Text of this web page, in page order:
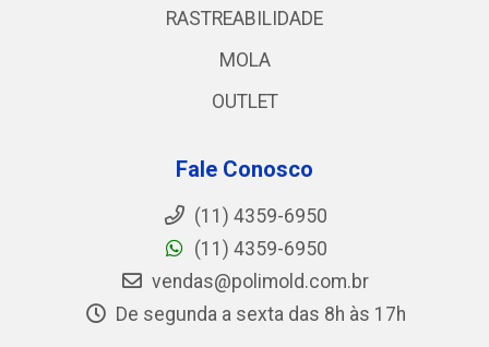
RASTREABILIDADE
MOLA
OUTLET
Fale Conosco
(11) 4359-6950
(11) 4359-6950
vendas@polimold.com.br
De segunda a sexta das 8h às 17h